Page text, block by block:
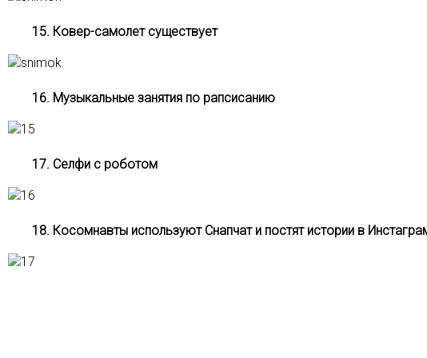
15. Ковер-самолет существует
16. Музыкальные занятия по рапсисанию
17. Селфи с роботом
18. Косомнавты используют Снапчат и постят истории в